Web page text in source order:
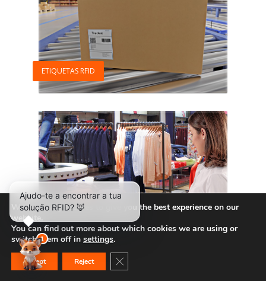
ETIQUETAS RFID
LEITORES DE RFID
We are using cookies to give you the best experience on our
website.
You can find out more about which cookies we are using or
switch them off in settings.
Accept Reject Close GDPR Cookie Banner